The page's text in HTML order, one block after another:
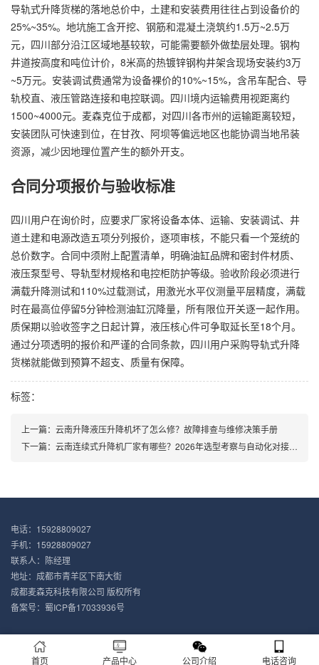
导轨式升降货梯的落地总价中，土建和安装费用往往占到设备价的
25%~35%。地坑施工含开挖、钢筋和混凝土浇筑约1.5万~2.5万
元，四川部分沿江区域地基较软，可能需要额外做垫层处理。钢构
井道按高度和吨位计价，8米高的热镀锌钢构井架含现场安装约3万
~5万元。安装调试费通常为设备裸价的10%~15%，含吊车配合、导
轨校直、液压管路连接和电控联调。四川境内运输费用视距离约
1500~4000元。麦森克位于成都，对四川各市州的运输距离较短，
安装团队可快速到位，在甘孜、阿坝等偏远地区也能协调当地吊装
资源，减少因地理位置产生的额外开支。
合同分项报价与验收标准
四川用户在询价时，应要求厂家将设备本体、运输、安装调试、井
道土建和电源改造五项分列报价，逐项审核，不能只看一个笼统的
总价数字。合同中须附上配置清单，明确油缸品牌和密封件材质、
液压泵型号、导轨型材规格和电控柜防护等级。验收阶段必须进行
满载升降测试和110%过载测试，用激光水平仪测量平层精度，满载
时在最高位停留5分钟检测油缸沉降量，所有限位开关逐一起作用。
质保期以验收签字之日起计算，液压核心件可争取延长至18个月。
通过分项透明的报价和严谨的合同条款，四川用户采购导轨式升降
货梯就能做到预算不超支、质量有保障。
标签：
上一篇： 云南升降液压升降机坏了怎么修？故障排查与维修决策手册
下一篇： 云南连续式升降机厂家有哪些？2026年选型考察与自动化对接要点
电话：15928809027
手机：15928809027
联系人：陈经理
地址：成都市青羊区下南大街
成都麦森克科技有限公司 版权所有
备案号： 蜀ICP备17033936号
首页 产品中心 公司介绍 电话咨询